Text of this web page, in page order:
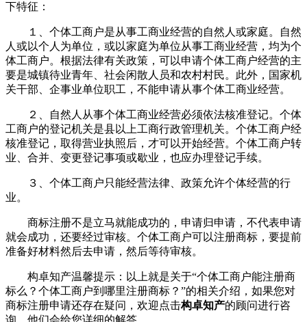
下特征：
１、个体工商户是从事工商业经营的自然人或家庭。自然
人或以个人为单位，或以家庭为单位从事工商业经营，均为个
体工商户。根据法律有关政策，可以申请个体工商户经营的主
要是城镇待业青年、社会闲散人员和农村村民。此外，国家机
关干部、企事业单位职工，不能申请从事个体工商业经营。
２、自然人从事个体工商业经营必须依法核准登记。个体
工商户的登记机关是县以上工商行政管理机关。个体工商户经
核准登记，取得营业执照后，才可以开始经营。个体工商户转
业、合并、变更登记事项或歇业，也应办理登记手续。
３、个体工商户只能经营法律、政策允许个体经营的行
业。
商标注册不是立马就能成功的，申请归申请，不代表申请
就会成功，还要经过审核。个体工商户可以注册商标，要提前
准备好材料然后去申请，然后等待审核。
构卓知产温馨提示：以上就是关于“个体工商户能注册商
标么？个体工商户到哪里注册商标？”的相关介绍，如果您对
商标注册申请还存在疑问，欢迎点击构卓知产的顾问进行咨